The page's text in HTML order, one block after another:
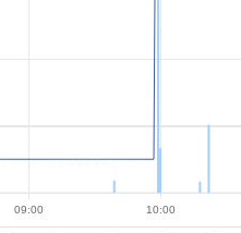
09:00 10:00